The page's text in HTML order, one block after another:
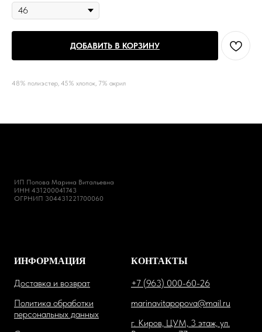
ДОБАВИТЬ В КОРЗИНУ
48% полиэстер, 45% хлопок, 7% акрил
ИП Попова Марина Витальевна
ИНН 431200041743
ОГРНИП 304431221700060
ИНФОРМАЦИЯ
Доставка и возврат
Политика обработки
персональных данных
КОНТАКТЫ
+7 (963) 000-60-26
marinavitapopova@mail.ru
г. Киров, ЦУМ, 3 этаж, ул.